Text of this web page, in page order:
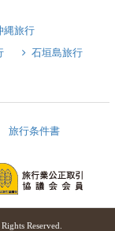
縄旅行
石垣島旅行
旅行条件書
Reserved.